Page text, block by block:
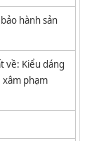
hành sản
về: Kiểu dáng
xâm phạm